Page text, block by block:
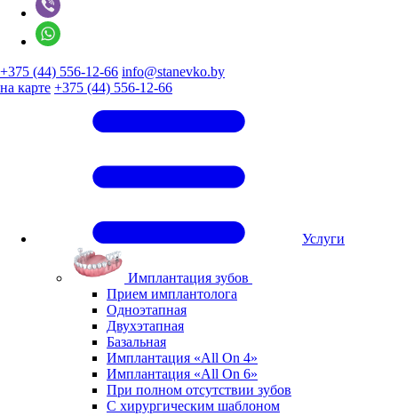
+375 (44) 556-12-66 info@stanevko.by
на карте +375 (44) 556-12-66
Услуги
Имплантация зубов
Прием имплантолога
Одноэтапная
Двухэтапная
Базальная
Имплантация «All On 4»
Имплантация «All On 6»
При полном отсутствии зубов
С хирургическим шаблоном